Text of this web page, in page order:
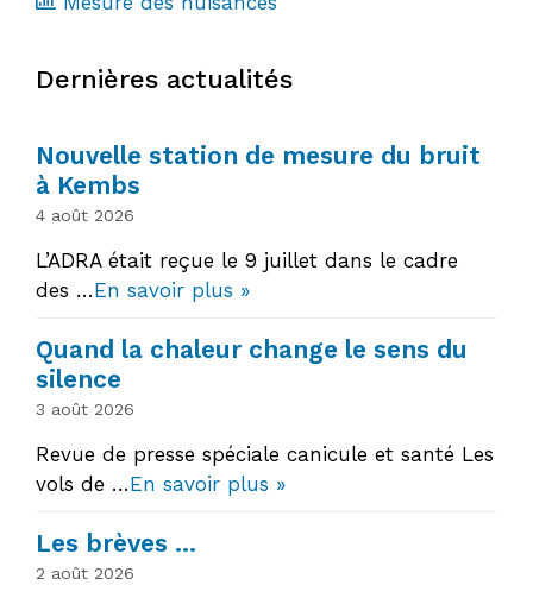
Dernières actualités
Nouvelle station de mesure du bruit
à Kembs
4 août 2026
L’ADRA était reçue le 9 juillet dans le cadre
des …En savoir plus »
Quand la chaleur change le sens du
silence
3 août 2026
Revue de presse spéciale canicule et santé Les
vols de …En savoir plus »
Les brèves …
2 août 2026